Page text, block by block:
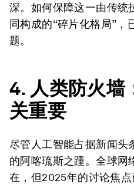
深。如何保障这一由传统
同构成的“碎片化格局”，
题。
4. 人类防火墙
关重要
尽管人工智能占据新闻头
的阿喀琉斯之踵。全球网
在，但2025年的讨论焦